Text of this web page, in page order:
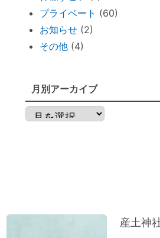
ずっと観ていたい。映画
DAYS」
電子レンジの電磁波対策
明日から土用！ 心構え
ものは？
不安な時には「慈悲の瞑
プライベート (60)
お知らせ(2)
その他(4)
月別アーカイブ
ブ
産土神